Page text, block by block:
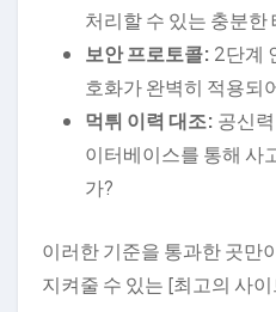
처리할 수 있는 충분한
보안 프로토콜: 2단계
호화가 완벽히 적용되
먹튀 이력 대조: 공신
이터베이스를 통해 사
가?
이러한 기준을 통과한 곳만
지켜줄 수 있는 [최고의 사